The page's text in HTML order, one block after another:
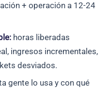
+ operación a 12-24
horas liberadas
ingresos incrementales,
desviados.
gente lo usa y con qué